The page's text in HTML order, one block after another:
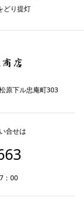
り提灯
原下ル忠庵町303
合せは
：00